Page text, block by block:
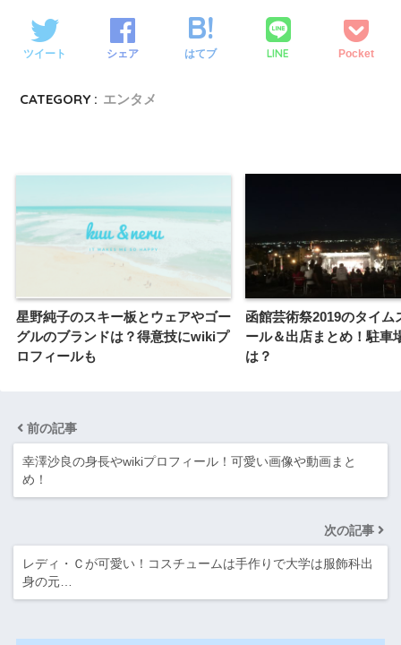
ツイート シェア はてブ LINE Pocket
CATEGORY : エンタメ
星野純子のスキー板とウェアやゴー
グルのブランドは？得意技にwikiプ
ロフィールも
函館芸術祭2019のタイム
ール＆出店まとめ！駐車
は？
前の記事
幸澤沙良の身長やwikiプロフィール！可愛い画像や動画まと
め！
次の記事
レディ・Ｃが可愛い！コスチュームは手作りで大学は服飾科出
身の元…